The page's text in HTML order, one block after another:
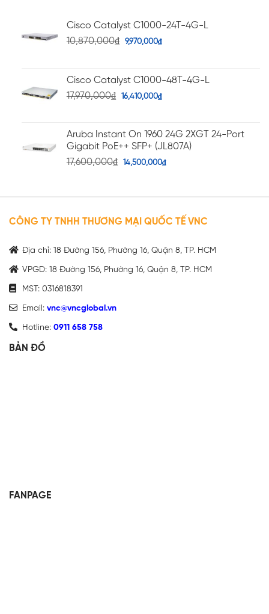
Cisco Catalyst C1000-24T-4G-L
10,870,000₫ 9,970,000₫
Cisco Catalyst C1000-48T-4G-L
17,970,000₫ 16,410,000₫
Aruba Instant On 1960 24G 2XGT 24-Port
Gigabit PoE++ SFP+ (JL807A)
17,600,000₫ 14,500,000₫
CÔNG TY TNHH THƯƠNG MẠI QUỐC TẾ VNC
Địa chỉ: 18 Đường 156, Phường 16, Quận 8, TP. HCM
VPGD: 18 Đường 156, Phường 16, Quận 8, TP. HCM
MST: 0316818391
Email: vnc@vncglobal.vn
Hotline: 0911 658 758
BẢN ĐỒ
FANPAGE